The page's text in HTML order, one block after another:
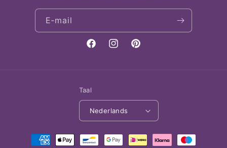
E‑mail
FacebookInstagramPinterest
Taal
Nederlands
Betaalmethoden